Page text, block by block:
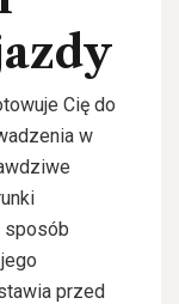
Cię do
w
sposób
przed